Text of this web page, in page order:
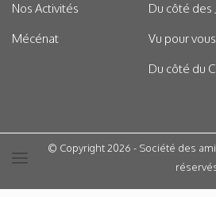
Nos Activités
Mécénat
Du côté des
Vu pour vous
Du côté du
© Copyright 2026 - Société des